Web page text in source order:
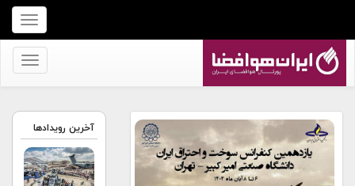
برای
نمایش
منو
برای
کنید
آخرین رویدادها